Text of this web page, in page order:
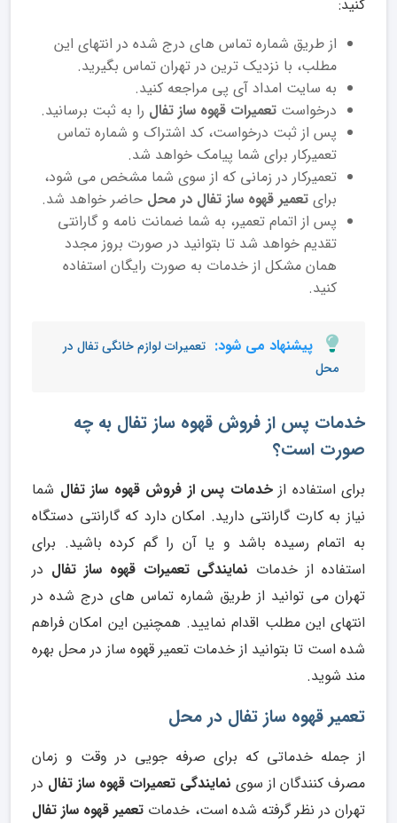
کنید:
از طریق شماره تماس های درج شده در انتهای این
مطلب، با نزدیک ترین در تهران تماس بگیرید.
به سایت امداد آی پی مراجعه کنید.
درخواست تعمیرات قهوه ساز تفال را به ثبت برسانید.
پس از ثبت درخواست، کد اشتراک و شماره تماس
تعمیرکار برای شما پیامک خواهد شد.
تعمیرکار در زمانی که از سوی شما مشخص می شود،
برای تعمیر قهوه ساز تفال در محل حاضر خواهد شد.
پس از اتمام تعمیر، به شما ضمانت نامه و گارانتی
تقدیم خواهد شد تا بتوانید در صورت بروز مجدد
همان مشکل از خدمات به صورت رایگان استفاده
کنید.
پیشنهاد می شود: تعمیرات لوازم خانگی تفال در
محل
خدمات پس از فروش قهوه ساز تفال به چه
صورت است؟
برای استفاده ازخدمات پس از فروش قهوه ساز تفال شما
نیاز به کارت گارانتی دارید. امکان دارد که گارانتی دستگاه
به اتمام رسیده باشد و یا آن را گم کرده باشید. برای
استفاده از خدمات نمایندگی تعمیرات قهوه ساز تفال در
تهران می توانید از طریق شماره تماس های درج شده در
انتهای این مطلب اقدام نمایید. همچنین این امکان فراهم
شده است تا بتوانید از خدمات تعمیر قهوه ساز در محل بهره
مند شوید.
تعمیر قهوه ساز تفال در محل
از جمله خدماتی که برای صرفه جویی در وقت و زمان
مصرف کنندگان از سوی نمایندگی تعمیرات قهوه ساز تفال در
تهران در نظر گرفته شده است، خدمات تعمیر قهوه ساز تفال